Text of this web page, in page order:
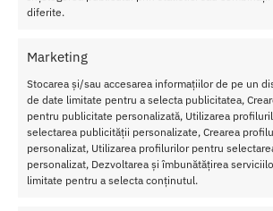
diferite.
Marketing
Stocarea și/sau accesarea informațiilor de pe un
de date limitate pentru a selecta publicitatea,
pentru publicitate personalizată, Utilizarea
selectarea publicității personalizate, Crearea
personalizat, Utilizarea profilurilor pentru
personalizat, Dezvoltarea și îmbunătățirea
limitate pentru a selecta conținutul.
ulat
Sati
sfye
Luxu
Haut